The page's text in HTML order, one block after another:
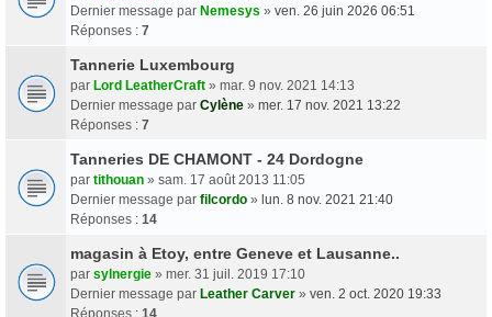
Dernier message par Nemesys » ven. 26 juin 2026 06:51
Réponses : 7
Tannerie Luxembourg
par Lord LeatherCraft » mar. 9 nov. 2021 14:13
Dernier message par Cylène » mer. 17 nov. 2021 13:22
Réponses : 7
Tanneries DE CHAMONT - 24 Dordogne
par tithouan » sam. 17 août 2013 11:05
Dernier message par filcordo » lun. 8 nov. 2021 21:40
Réponses : 14
magasin à Etoy, entre Geneve et Lausanne..
par sylnergie » mer. 31 juil. 2019 17:10
Dernier message par Leather Carver » ven. 2 oct. 2020 19:33
Réponses : 14